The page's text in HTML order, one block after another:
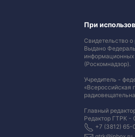
При
Свидетельство
Выдано
информационных
(Роскомнадзор).
Учредитель -
«Всероссийская
Главный
Редактор ГТРК -
+7 (3812)